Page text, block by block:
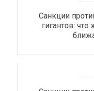
Санкции
гигантов: